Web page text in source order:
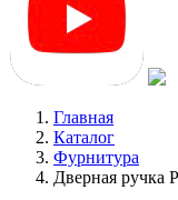
Главная
Каталог
Фурнитура
Дверная ручка